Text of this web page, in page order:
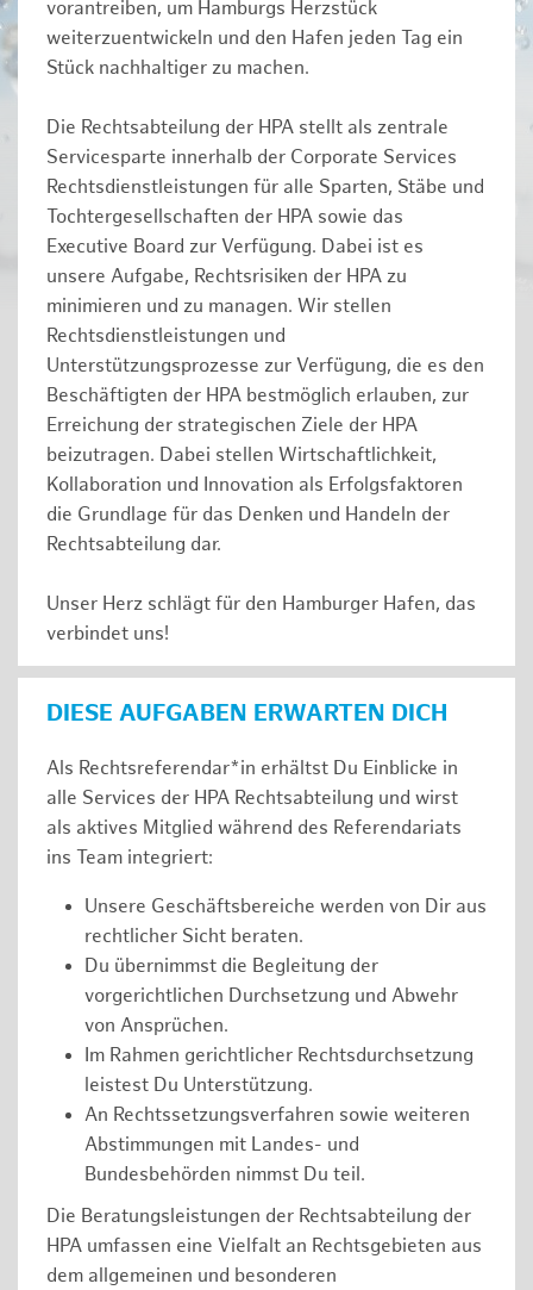
vorantreiben, um Hamburgs Herzstück
weiterzuentwickeln und den Hafen jeden Tag ein
Stück nachhaltiger zu machen.
Die Rechtsabteilung der HPA stellt als zentrale
Servicesparte innerhalb der Corporate Services
Rechtsdienstleistungen für alle Sparten, Stäbe und
Tochtergesellschaften der HPA sowie das
Executive Board zur Verfügung. Dabei ist es
unsere Aufgabe, Rechtsrisiken der HPA zu
minimieren und zu managen. Wir stellen
Rechtsdienstleistungen und
Unterstützungsprozesse zur Verfügung, die es den
Beschäftigten der HPA bestmöglich erlauben, zur
Erreichung der strategischen Ziele der HPA
beizutragen. Dabei stellen Wirtschaftlichkeit,
Kollaboration und Innovation als Erfolgsfaktoren
die Grundlage für das Denken und Handeln der
Rechtsabteilung dar.
Unser Herz schlägt für den Hamburger Hafen, das
verbindet uns!
DIESE AUFGABEN ERWARTEN DICH
Als Rechtsreferendar*in erhältst Du Einblicke in
alle Services der HPA Rechtsabteilung und wirst
als aktives Mitglied während des Referendariats
ins Team integriert:
Unsere Geschäftsbereiche werden von Dir aus
rechtlicher Sicht beraten.
Du übernimmst die Begleitung der
vorgerichtlichen Durchsetzung und Abwehr
von Ansprüchen.
Im Rahmen gerichtlicher Rechtsdurchsetzung
leistest Du Unterstützung.
An Rechtssetzungsverfahren sowie weiteren
Abstimmungen mit Landes- und
Bundesbehörden nimmst Du teil.
Die Beratungsleistungen der Rechtsabteilung der
HPA umfassen eine Vielfalt an Rechtsgebieten aus
dem allgemeinen und besonderen